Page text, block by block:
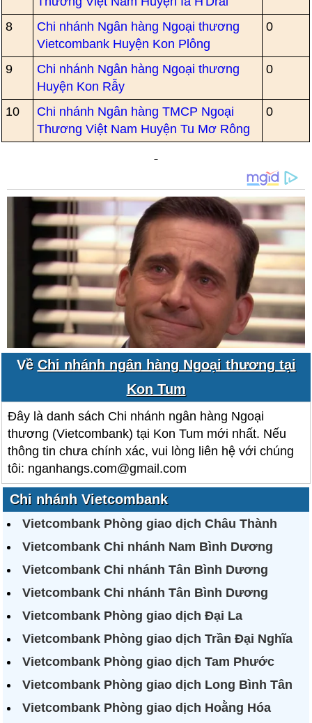
8
Chi nhánh Ngân hàng Ngoại thương
Vietcombank Huyện Kon Plông
0
9
Chi nhánh Ngân hàng Ngoại thương
Huyện Kon Rẫy
0
10
Chi nhánh Ngân hàng TMCP Ngoại
Thương Việt Nam Huyện Tu Mơ Rông
0
Về Chi nhánh ngân hàng Ngoại thương tại
Kon Tum
Đây là danh sách Chi nhánh ngân hàng Ngoại
thương (Vietcombank) tại Kon Tum mới nhất. Nếu
thông tin chưa chính xác, vui lòng liên hệ với chúng
tôi: nganhangs.com@gmail.com
Chi nhánh Vietcombank
Vietcombank Phòng giao dịch Châu Thành
Vietcombank Chi nhánh Nam Bình Dương
Vietcombank Chi nhánh Tân Bình Dương
Vietcombank Chi nhánh Tân Bình Dương
Vietcombank Phòng giao dịch Đại La
Vietcombank Phòng giao dịch Trần Đại Nghĩa
Vietcombank Phòng giao dịch Tam Phước
Vietcombank Phòng giao dịch Long Bình Tân
Vietcombank Phòng giao dịch Hoằng Hóa